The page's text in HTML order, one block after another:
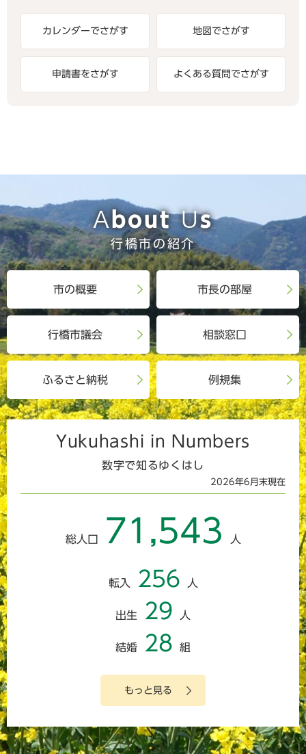
カレンダーでさがす 地図でさがす
申請書をさがす よくある質問でさがす
About Us
行橋市の紹介
市の概要 市長の部屋
行橋市議会 相談窓口
ふるさと納税 例規集
Yukuhashi in Numbers
数字で知るゆくはし
2026年6月末現在
総人口 71,543 人
転入 256 人
出生 29 人
結婚 28 組
もっと見る